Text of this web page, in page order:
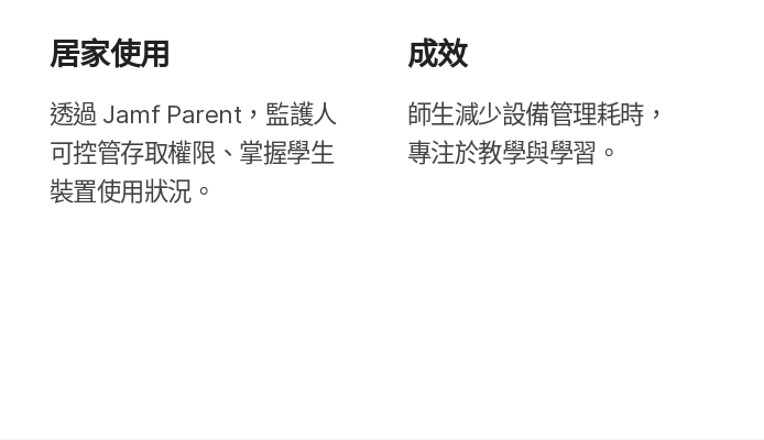
居家​使用
透過 Jamf Parent ，​監護​人​
可​控管​存取​權限、​掌握​學生​
裝置​使用​狀況。
成效
師生​減少​設備​管理​耗​時，​
專注於​教學​與​學習。